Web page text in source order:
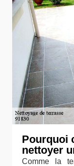
Pourquoi
nettoyer
Comme la